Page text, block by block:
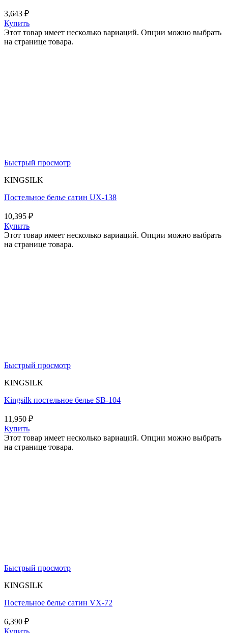
3,643 ₽
Купить
Этот товар имеет несколько вариаций. Опции можно выбрать
на странице товара.
Быстрый просмотр
KINGSILK
Постельное белье сатин UX-138
10,395 ₽
Купить
Этот товар имеет несколько вариаций. Опции можно выбрать
на странице товара.
Быстрый просмотр
KINGSILK
Kingsilk постельное белье SB-104
11,950 ₽
Купить
Этот товар имеет несколько вариаций. Опции можно выбрать
на странице товара.
Быстрый просмотр
KINGSILK
Постельное белье сатин VX-72
6,390 ₽